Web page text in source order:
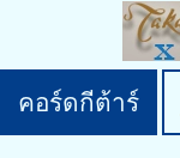
คอร์ดกีต้าร์